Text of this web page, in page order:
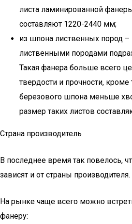
листа ламинированной
составляют 1220-2440 мм;
из шпона лиственных пород –
лиственными породами
Такая фанера больше всего
твердости и прочности, кроме
березового шпона меньше
размер таких листов
Страна производитель
В последнее время так повелось,
зависят и от страны производителя.
На рынке чаще всего можно
фанеру: